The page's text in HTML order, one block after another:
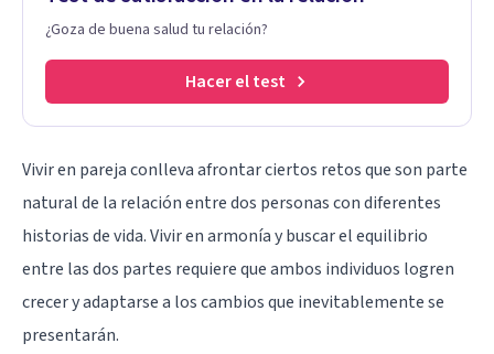
¿Goza de buena salud tu relación?
Hacer el test
Vivir en pareja conlleva afrontar ciertos retos que son parte
natural de la relación entre dos personas con diferentes
historias de vida. Vivir en armonía y buscar el equilibrio
entre las dos partes requiere que ambos individuos logren
crecer y adaptarse a los cambios que inevitablemente se
presentarán.